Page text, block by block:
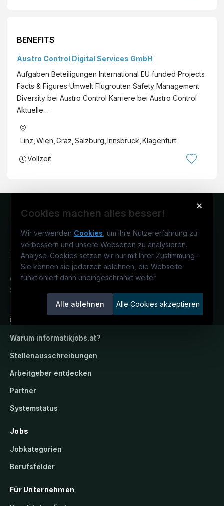
BENEFITS
Austro Control Digital Services GmbH
Aufgaben Beteiligungen International EU funded Projects
Facts & Figures Umwelt Flugrouten Safety Management
Diversity bei Austro Control Karriere bei Austro Control
Aktuelle…
Linz,Wien,Graz,Salzburg,Innsbruck,Klagenfurt
Vollzeit
×
Cookies machen alles besser!
Wir verwenden Cookies , um Ihre Nutzererfahrung zu
verbessern und unsere Webseiten zu analysieren.
Analyse-Cookies setzen wir nur mit Ihrer Zustimmung–
Sie können sie jederzeit ablehnen, die Webseite
funktioniert dann uneingeschränkt weiter
Alle ablehnen Alle Cookies akzeptieren
Österreichs IT-Karriereportal.Ein
Service der candidatis GmbH.
informatikjobs.at
Warum informatikjobs.at?
Stellenausschreibungen
Arbeitgeber entdecken
Partner
Systemstatus
Jobs
Jobkategorien
Berufsfelder
Für Unternehmen